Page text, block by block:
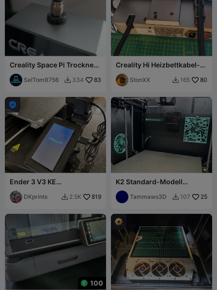
Creality Space Pi Trockner-
Upgrade mit
Schnellverschluss V2
SelTom9756  334 83
Creality Hi Heizbettkabel-
Halterung
StonXX  165 80

Ender 3 V3 KE
Bildschirmverschiebungsh
alterung
DKprints  2.5K 819
K2 Standard-Modell
Lüfterabdeckungen Floral -
NICHT FÜR K2 Pro oder Plus
Tammaws3D  107 25
100